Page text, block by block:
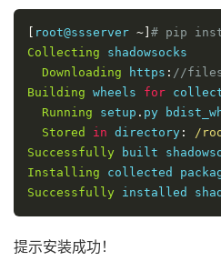
[ root@ssserver ~] # pip
Collecting shadowsocks
Downloading https : //
Building wheels for
Running setup . py
Stored
in directory : /
Successfully
Installing collected
Successfully installed
提示安装成功！